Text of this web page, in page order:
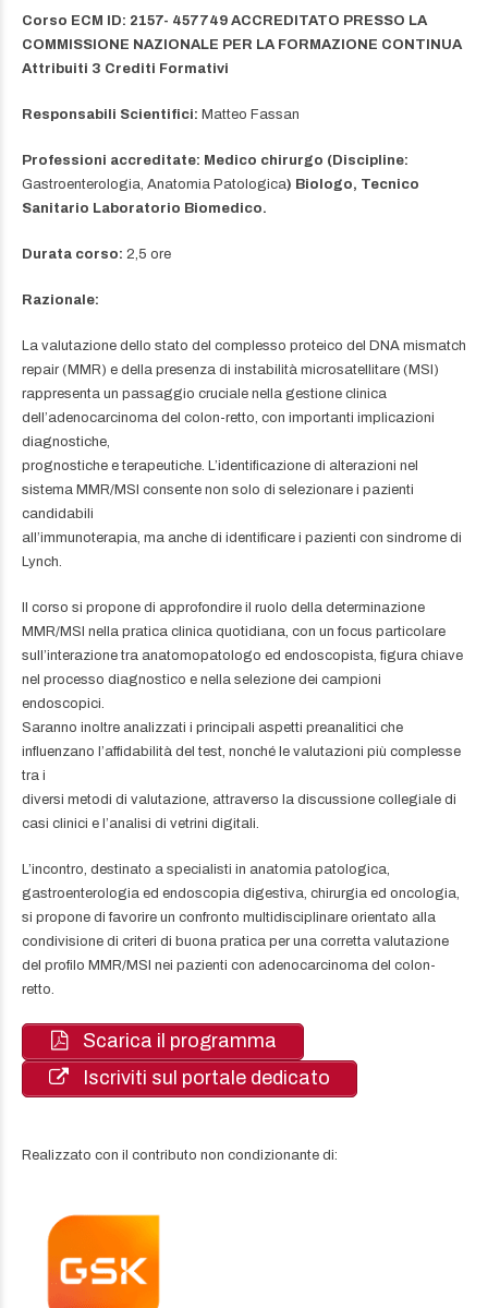
Corso ECM ID: 2157- 457749 ACCREDITATO PRESSO LA
COMMISSIONE NAZIONALE PER LA FORMAZIONE CONTINUA
Attribuiti 3 Crediti Formativi
Responsabili Scientifici: Matteo Fassan
Professioni accreditate: Medico chirurgo (Discipline:
Gastroenterologia, Anatomia Patologica) Biologo, Tecnico
Sanitario Laboratorio Biomedico.
Durata corso: 2,5 ore
Razionale:
La valutazione dello stato del complesso proteico del DNA mismatch
repair (MMR) e della presenza di instabilità microsatellitare (MSI)
rappresenta un passaggio cruciale nella gestione clinica
dell’adenocarcinoma del colon-retto, con importanti implicazioni
diagnostiche,
prognostiche e terapeutiche. L’identificazione di alterazioni nel
sistema MMR/MSI consente non solo di selezionare i pazienti
candidabili
all’immunoterapia, ma anche di identificare i pazienti con sindrome di
Lynch.
Il corso si propone di approfondire il ruolo della determinazione
MMR/MSI nella pratica clinica quotidiana, con un focus particolare
sull’interazione tra anatomopatologo ed endoscopista, figura chiave
nel processo diagnostico e nella selezione dei campioni
endoscopici.
Saranno inoltre analizzati i principali aspetti preanalitici che
influenzano l’affidabilità del test, nonché le valutazioni più complesse
tra i
diversi metodi di valutazione, attraverso la discussione collegiale di
casi clinici e l’analisi di vetrini digitali.
L’incontro, destinato a specialisti in anatomia patologica,
gastroenterologia ed endoscopia digestiva, chirurgia ed oncologia,
si propone di favorire un confronto multidisciplinare orientato alla
condivisione di criteri di buona pratica per una corretta valutazione
del profilo MMR/MSI nei pazienti con adenocarcinoma del colon-
retto.
Scarica il programma
Iscriviti sul portale dedicato
Realizzato con il contributo non condizionante di: